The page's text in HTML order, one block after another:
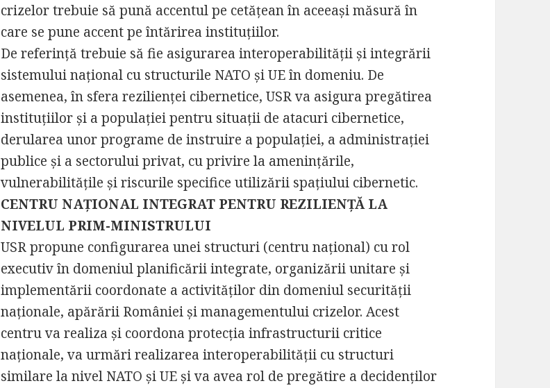
crizelor trebuie să pună accentul pe cetățean în aceeași măsură în
care se pune accent pe întărirea instituțiilor.
De referință trebuie să fie asigurarea interoperabilității și integrării
sistemului național cu structurile NATO și UE în domeniu. De
asemenea, în sfera rezilienței cibernetice, USR va asigura pregătirea
instituțiilor și a populației pentru situații de atacuri cibernetice,
derularea unor programe de instruire a populației, a administrației
publice și a sectorului privat, cu privire la amenințările,
vulnerabilitățile și riscurile specifice utilizării spațiului cibernetic.
CENTRU NAȚIONAL INTEGRAT PENTRU REZILIENȚĂ LA
NIVELUL PRIM-MINISTRULUI
USR propune configurarea unei structuri (centru național) cu rol
executiv în domeniul planificării integrate, organizării unitare și
implementării coordonate a activităților din domeniul securității
naționale, apărării României și managementului crizelor. Acest
centru va realiza și coordona protecția infrastructurii critice
naționale, va urmări realizarea interoperabilității cu structuri
similare la nivel NATO și UE și va avea rol de pregătire a decidenților